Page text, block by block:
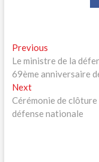
Navigation
de
l’article
PreviousPrevious
post:
Le ministre de la
69ème anniversaire
NextNext
post:
Cérémonie de
défense nationale